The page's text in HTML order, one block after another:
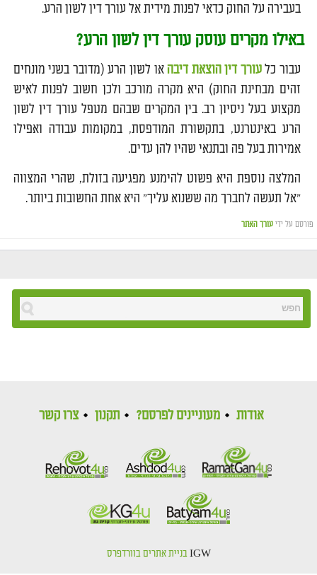
בעבירה על החוק כדאי לפנות מידית אל עורך דין לשון הרע.
באילו מקרים עוסק עורך דין לשון הרע?
עבור כל עורך דין הוצאת דיבהאו לשון הרע (מדובר בשני מונחים
זהים מבחינת החוק) היא מקרה מורכב ולכן חשוב לפנות לאיש
מקצוע בעל ניסיון רב. בין המקרים שבהם מטפל עורך דין לשון
הרע באינטרנט, בתקשורת המודפסת, במקומות עבודה ואפילו
אמירות בעל פה ובתנאי שהיו להן עדים.
המלצה נוספת היא פשוט להימנע מפגיעה בזולת, שהרי המצווה
"אל תעשה לחברך מה ששנוא עליך" היא אחת החשובות ביותר.
פורסם על ידי עורך האתר
אודות מעוניינים לפרסם? תקנון צרו קשר
IGW בניית אתרים בוורדפרס